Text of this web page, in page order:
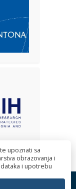
kantona. Sva
upoznati sa
obrazovanja i
i upotrebu